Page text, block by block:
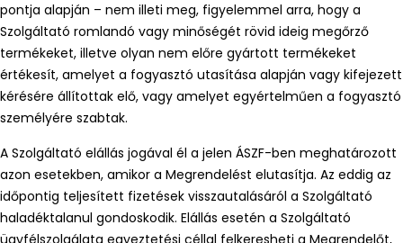
pontja alapján – nem illeti meg, figyelemmel arra, hogy a
Szolgáltató romlandó vagy minőségét rövid ideig megőrző
termékeket, illetve olyan nem előre gyártott termékeket
értékesít, amelyet a fogyasztó utasítása alapján vagy kifejezett
kérésére állítottak elő, vagy amelyet egyértelműen a fogyasztó
személyére szabtak.
A Szolgáltató elállás jogával él a jelen ÁSZF-ben meghatározott
azon esetekben, amikor a Megrendelést elutasítja. Az eddig az
időpontig teljesített fizetések visszautalásáról a Szolgáltató
haladéktalanul gondoskodik. Elállás esetén a Szolgáltató
ügyfélszolgálata egyeztetési céllal felkeresheti a Megrendelőt,